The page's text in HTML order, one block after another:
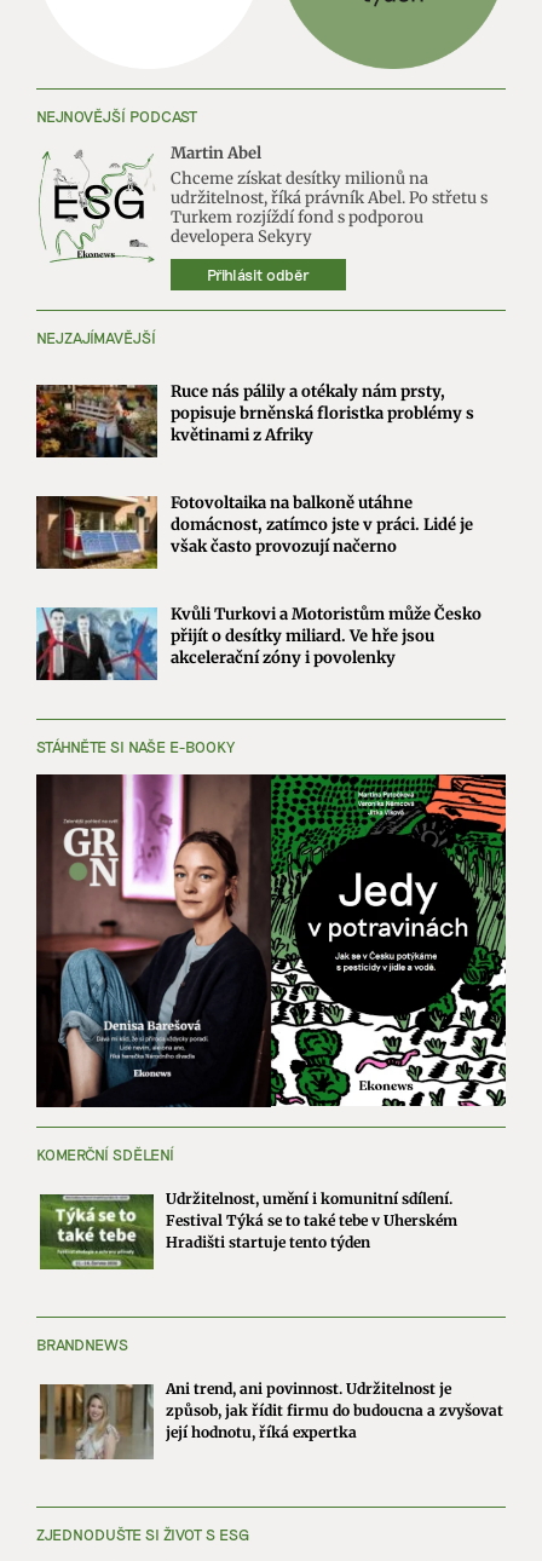
NEJNOVĚJŠÍ PODCAST
Martin Abel
Chceme získat desítky milionů na
udržitelnost, říká právník Abel. Po střetu s
Turkem rozjíždí fond s podporou
developera Sekyry
Přihlásit odběr
NEJZAJÍMAVĚJŠÍ
Ruce nás pálily a otékaly nám prsty,
popisuje brněnská floristka problémy s
květinami z Afriky
Fotovoltaika na balkoně utáhne
domácnost, zatímco jste v práci. Lidé je
však často provozují načerno
Kvůli Turkovi a Motoristům může Česko
přijít o desítky miliard. Ve hře jsou
akcelerační zóny i povolenky
STÁHNĚTE SI NAŠE E-BOOKY
KOMERČNÍ SDĚLENÍ
Udržitelnost, umění i komunitní sdílení.
Festival Týká se to také tebe v Uherském
Hradišti startuje tento týden
BRANDNEWS
Ani trend, ani povinnost. Udržitelnost je
způsob, jak řídit firmu do budoucna a zvyšovat
její hodnotu, říká expertka
ZJEDNODUŠTE SI ŽIVOT S ESG